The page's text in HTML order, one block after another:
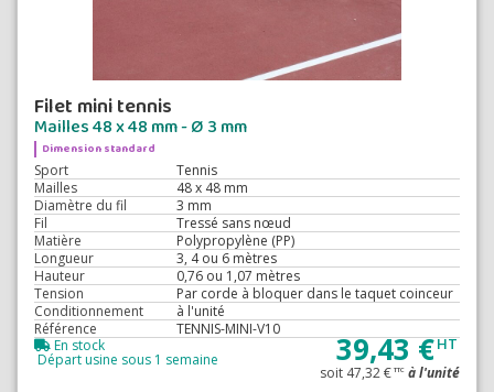
Filet mini tennis
Mailles 48 x 48 mm - Ø 3 mm
Dimension standard
Sport
Tennis
Mailles
48 x 48 mm
Diamètre du fil
3 mm
Fil
Tressé sans nœud
Matière
Polypropylène (PP)
Longueur
3, 4 ou 6 mètres
Hauteur
0,76 ou 1,07 mètres
Tension
Par corde à bloquer dans le taquet coinceur
Conditionnement
à l'unité
Référence
TENNIS-MINI-V10
39,43 €HT
soit 47,32 € TTC à l'unité
En stock
Départ usine sous 1 semaine